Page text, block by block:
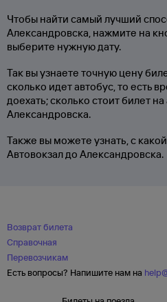
Чтобы найти самый лучший
Александровска, нажмите на
выберите нужную дату.
Так вы узнаете точную цену
сколько идет автобус, то есть
доехать; сколько стоит билет
Александровска.
Также вы можете узнать, с
Автовокзал до Александровска.
Возврат билета
Справочная
Перевозчикам
Есть вопросы? Напишите нам на